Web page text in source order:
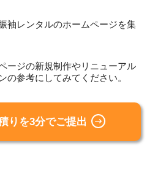
袖レンタルのホームページを集
ージの新規制作やリニューアル
の参考にしてみてください。
りを3分でご提出